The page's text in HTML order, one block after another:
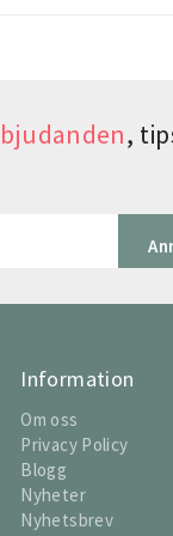
,
Information
Om oss
Privacy Policy
Blogg
Nyheter
Nyhetsbrev